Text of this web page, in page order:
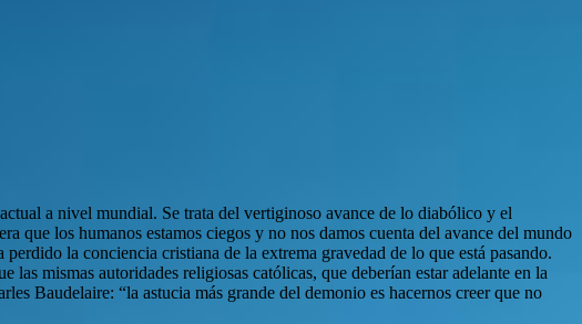
a nivel mundial. Se trata del vertiginoso avance de lo diabólico y el
que los humanos estamos ciegos y no nos damos cuenta del avance del mundo
la conciencia cristiana de la extrema gravedad de lo que está pasando.
mismas autoridades religiosas católicas, que deberían estar adelante en la
Baudelaire: “la astucia más grande del demonio es hacernos creer que no